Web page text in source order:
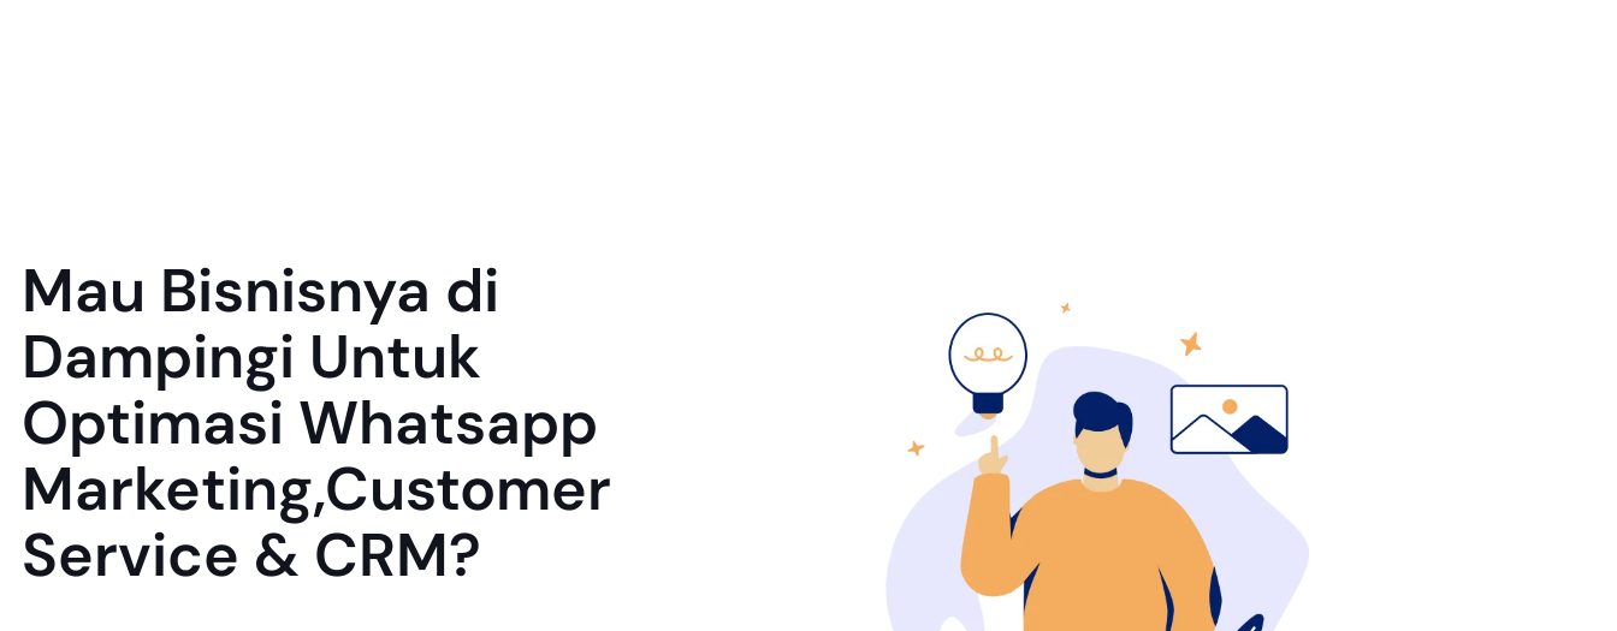
Mau Bisnisnya di
Dampingi Untuk
Optimasi Whatsapp
Marketing,Customer
Service & CRM?